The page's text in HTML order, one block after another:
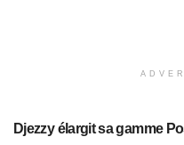
Djezzy élargit sa gamme